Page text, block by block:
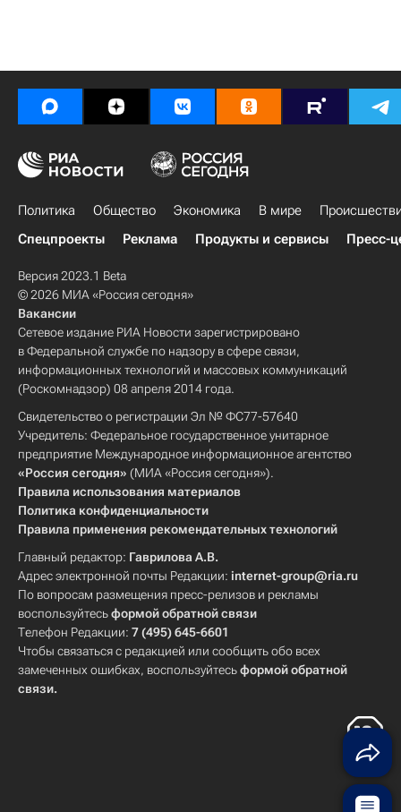
Политика Общество Экономика В мире
Спецпроекты
Реклама Продукты и сервисы Пресс-
Версия 2023.1 Beta
© 2026 МИА «Россия сегодня»
Вакансии
Сетевое издание РИА Новости зарегистрировано
в Федеральной службе по надзору в сфере связи,
информационных технологий и массовых коммуникаций
(Роскомнадзор) 08 апреля 2014 года.
Свидетельство о регистрации Эл № ФС77-57640
Учредитель: Федеральное государственное унитарное
предприятие Международное информационное агентство
«Россия сегодня» (МИА «Россия сегодня»).
Правила использования материалов
Политика конфиденциальности
Правила применения рекомендательных технологий
Главный редактор: Гаврилова А.В.
Адрес электронной почты Редакции: internet-group@ria.ru
По вопросам размещения пресс-релизов и рекламы
воспользуйтесьформой обратной связи
Телефон Редакции: 7 (495) 645-6601
Чтобы связаться с редакцией или сообщить обо всех
замеченных ошибках, воспользуйтесьформой обратной
связи.